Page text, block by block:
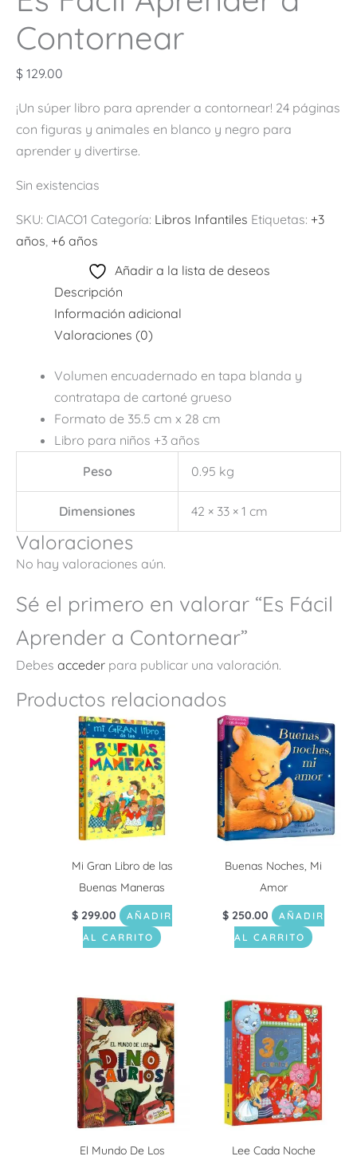
Contornear
$ 129.00
¡Un súper libro para aprender a contornear! 24 páginas
con figuras y animales en blanco y negro para
aprender y divertirse.
Sin existencias
SKU: CIACO1 Categoría: Libros Infantiles Etiquetas: +3
años +6 años
Añadir a la lista de deseos
Descripción
Información adicional
Valoraciones (0)
Volumen encuadernado en tapa blanda y
contratapa de cartoné grueso
Formato de 35.5 cm x 28 cm
Libro para niños +3 años
Peso
0.95 kg
Dimensiones 42 × 33 × 1 cm
Valoraciones
No hay valoraciones aún.
Sé el primero en valorar “Es Fácil
Aprender a Contornear”
Debes acceder para publicar una valoración.
Productos relacionados
Mi Gran Libro de las
Buenas Maneras
$ 299.00
AÑADIR
AL CARRITO
Buenas Noches, Mi
Amor
$ 250.00
AÑADIR
AL CARRITO
El Mundo De Los
Lee Cada Noche